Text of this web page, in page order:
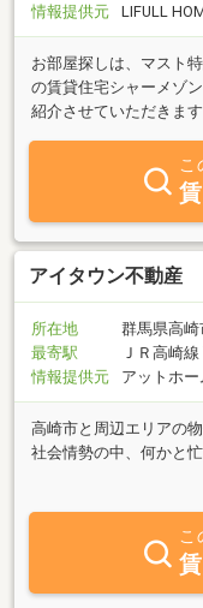
情報提供元
LIFULL
お部屋探しは、マスト
の賃貸住宅シャーメゾ
紹介させていただきます
こ
アイタウン不動産
所在地
群馬県高崎
最寄駅
ＪＲ高崎
情報提供元
アットホー
高崎市と周辺エリアの
社会情勢の中、何かと
でも欠かせないのが、
手伝い！をモットーに
りのオーナー様からも
入居が付かない。家賃
銀行のローンが大変。
こ